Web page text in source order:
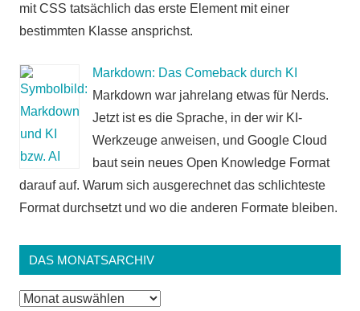
mit CSS tatsächlich das erste Element mit einer
bestimmten Klasse ansprichst.
Markdown: Das Comeback durch KI
Markdown war jahrelang etwas für Nerds.
Jetzt ist es die Sprache, in der wir KI-
Werkzeuge anweisen, und Google Cloud
baut sein neues Open Knowledge Format
darauf auf. Warum sich ausgerechnet das schlichteste
Format durchsetzt und wo die anderen Formate bleiben.
DAS MONATSARCHIV
Das